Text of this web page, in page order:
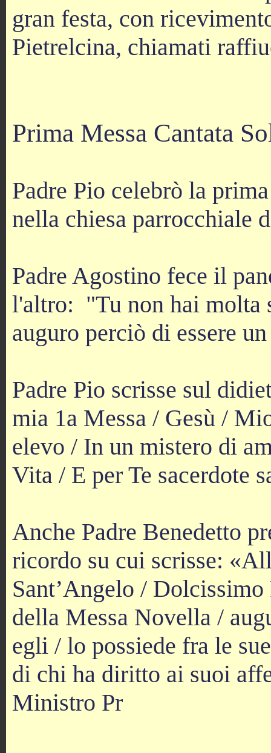
gran festa, con
Pietrelcina, chiamati
Prima Messa Cantata
Padre Pio celebrò la
nella chiesa parrocchiale
Padre Agostino fece il
l'altro: "Tu non hai molta
auguro perciò di essere
Padre Pio scrisse sul
mia 1a Messa / Gesù /
elevo / In un mistero di
Vita / E per Te sacerdote
Anche Padre Benedetto
ricordo su cui scrisse:
Sant’Angelo /
della Messa Novella /
egli / lo possiede fra le
di chi ha diritto ai suoi
Ministro Pr